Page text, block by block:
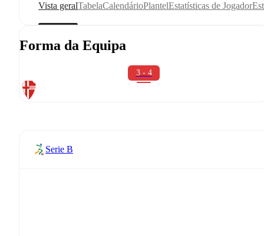
Vista geralTabelaCalendárioPlantelEstatísticas de Jogador
Forma da Equipa
3 - 4
Serie B